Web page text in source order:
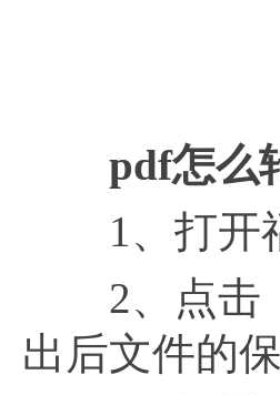
pdf怎么
1、打开福
2、点击【
出后文件的